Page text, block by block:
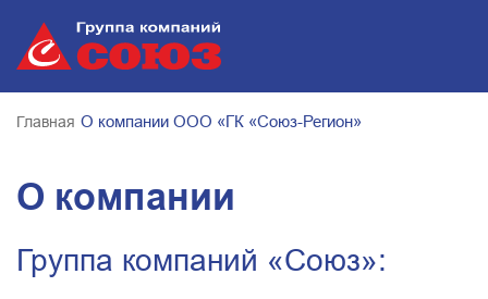
Главная О компании ООО «ГК «Союз-Регион»
О компании
Группа компаний «Союз»: